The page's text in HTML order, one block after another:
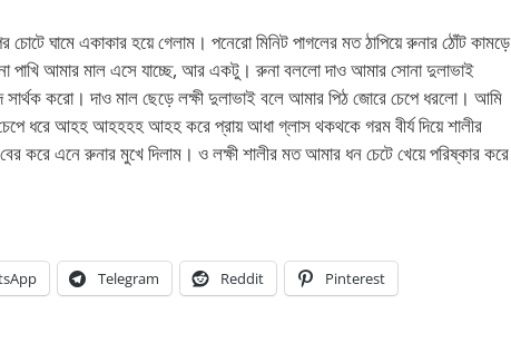
চোটে ঘামে একাকার হয়ে গেলাম। পনেরো মিনিট পাগলের মত ঠাপিয়ে রুনার ঠোঁট কামড়ে
পাখি আমার মাল এসে যাচ্ছে, আর একটু। রুনা বললো দাও আমার সোনা দুলাভাই
করো। দাও মাল ছেড়ে লক্ষী দুলাভাই বলে আমার পিঠ জোরে চেপে ধরলো। আমি
ধরে আহহ আহহহহ আহহ করে প্রায় আধা গ্লাস থকথকে গরম বীর্য দিয়ে শালীর
করে এনে রুনার মুখে দিলাম। ও লক্ষী শালীর মত আমার ধন চেটে খেয়ে পরিষ্কার করে
Telegram Reddit Pinterest